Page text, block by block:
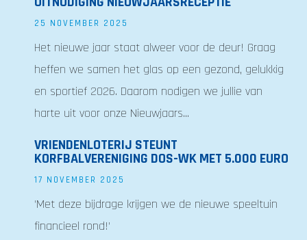
25 NOVEMBER 2025
Het nieuwe jaar staat alweer voor de deur! Graag
heffen we samen het glas op een gezond, gelukkig
en sportief 2026. Daarom nodigen we jullie van
harte uit voor onze Nieuwjaars...
VRIENDENLOTERIJ STEUNT
KORFBALVERENIGING DOS-WK MET 5.000 EURO
17 NOVEMBER 2025
'Met deze bijdrage krijgen we de nieuwe speeltuin
financieel rond!'